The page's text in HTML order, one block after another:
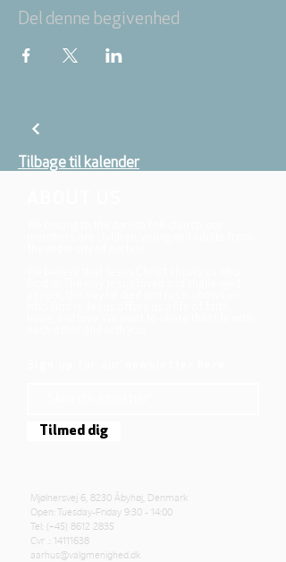
Del denne begivenhed
Tilbage til kalender
Tilmed dig
Mjølnersvej 6, 8230 Åbyhøj, Denmark
Open: Tuesday-Friday 9:30 - 14:00
Tel: (+45) 8612 2835
Cvr .: 14111638
aarhus@valgmenighed.dk